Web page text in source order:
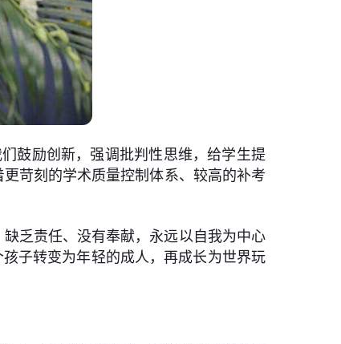
鼓励创新，强调批判性思维，给学生提
苛刻的学术质量控制体系、较高的补考
缺乏责任、没有奉献，永远以自我为中心
子转变为年轻的成人，再成长为世界玩